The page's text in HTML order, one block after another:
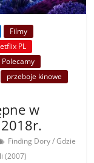
Filmy
PL
Polecamy
przeboje kinowe
w
Finding Dory / Gdzie
(2007)